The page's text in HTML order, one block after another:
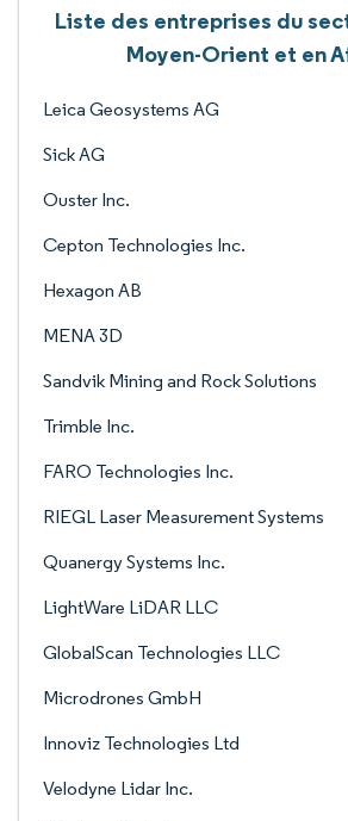
Liste des entreprises du
Moyen-Orient et en
Leica Geosystems AG
Sick AG
Ouster Inc.
Cepton Technologies Inc.
Hexagon AB
MENA 3D
Sandvik Mining and Rock Solutions
Trimble Inc.
FARO Technologies Inc.
RIEGL Laser Measurement Systems
Quanergy Systems Inc.
LightWare LiDAR LLC
GlobalScan Technologies LLC
Microdrones GmbH
Innoviz Technologies Ltd
Velodyne Lidar Inc.